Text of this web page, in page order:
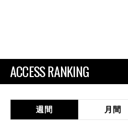
ACCESS RANKING
週間 月間